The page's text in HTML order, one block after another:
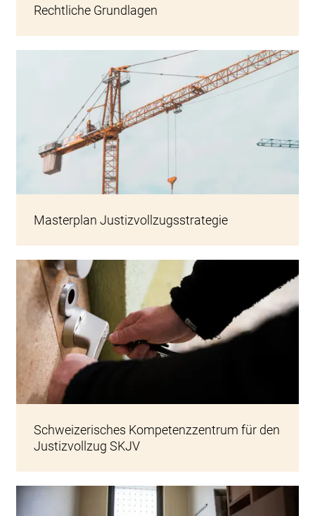
Rechtliche Grundlagen
Masterplan Justizvollzugsstrategie
Schweizerisches Kompetenzzentrum für den
Justizvollzug SKJV